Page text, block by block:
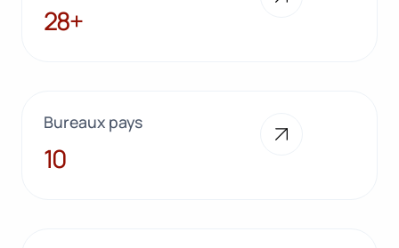
28+
28+
Bureaux pays
10
10